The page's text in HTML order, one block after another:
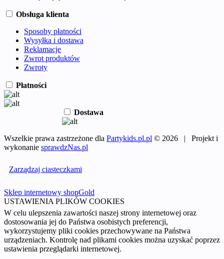
Obsługa klienta
Sposoby płatności
Wysyłka i dostawa
Reklamacje
Zwrot produktów
Zwroty
Płatności
Dostawa
Wszelkie prawa zastrzeżone dla Partykids.pl.pl © 2026 | Projekt i
wykonanie sprawdzNas.pl
Zarządzaj ciasteczkami
Sklep internetowy shopGold
USTAWIENIA PLIKÓW COOKIES
W celu ulepszenia zawartości naszej strony internetowej oraz
dostosowania jej do Państwa osobistych preferencji,
wykorzystujemy pliki cookies przechowywane na Państwa
urządzeniach. Kontrolę nad plikami cookies można uzyskać poprzez
ustawienia przeglądarki internetowej.